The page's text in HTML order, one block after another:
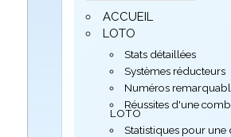
ACCUEIL
LOTO
Stats détaillées
Systèmes réducteurs
Numéros
Réussites d'une
LOTO
Statistiques pour une